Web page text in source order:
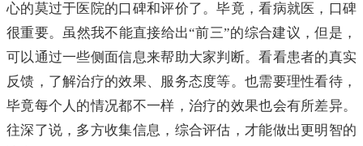
心的莫过于医院的口碑和评价了。毕竟，看病就医，口碑
很重要。虽然我不能直接给出“前三”的综合建议，但是，
可以通过一些侧面信息来帮助大家判断。看看患者的真实
反馈，了解治疗的效果、服务态度等。也需要理性看待，
毕竟每个人的情况都不一样，治疗的效果也会有所差异。
往深了说，多方收集信息，综合评估，才能做出更明智的